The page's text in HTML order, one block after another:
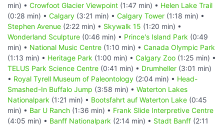
min) • Crowfoot Glacier Viewpoint (1:47 min) • Helen Lake Trail
(0:28 min) • Calgary (3:21 min) • Calgary Tower (1:18 min) •
Stephen Avenue (2:22 min) • Skywalk 15 (1:20 min) •
Wonderland Sculpture (0:46 min) • Prince's Island Park (0:49
min) • National Music Centre (1:10 min) • Canada Olympic Park
(1:13 min) • Heritage Park (1:00 min) • Calgary Zoo (1:25 min) •
TELUS Park Science Centre (0:41 min) • Drumheller (3:01 min)
• Royal Tyrell Museum of Paleontology (2:04 min) • Head-
Smashed-In Buffalo Jump (3:58 min) • Waterton Lakes
Nationalpark (1:21 min) • Bootsfahrt auf Waterton Lake (0:45
min) • Bar U Ranch (1:36 min) • Frank Slide Interpretive Centre
(4:05 min) • Banff Nationalpark (2:14 min) • Stadt Banff (2:11